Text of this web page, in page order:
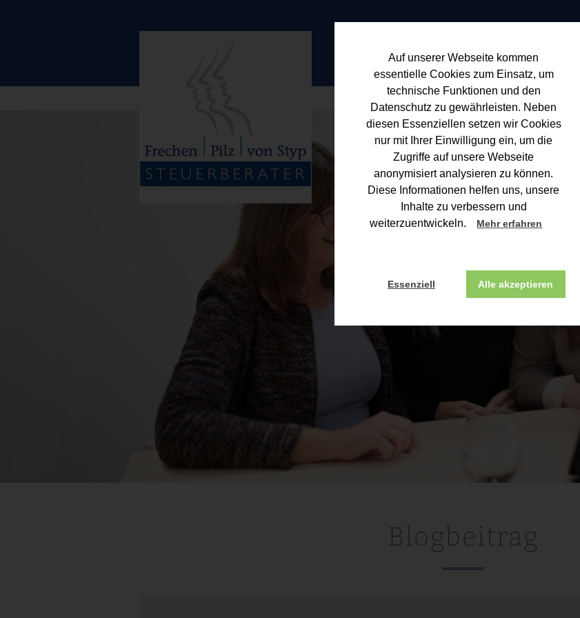
Auf unserer Webseite kommen
essentielle Cookies zum Einsatz, um
technische Funktionen und den
Datenschutz zu gewährleisten. Neben
diesen Essenziellen setzen wir Cookies
nur mit Ihrer Einwilligung ein, um die
Zugriffe auf unsere Webseite
anonymisiert analysieren zu können.
Diese Informationen helfen uns, unsere
Inhalte zu verbessern und
weiterzuentwickeln.
Mehr erfahren
Essenziell Alle akzeptieren
Home Kanzlei Jobs Berater Leistungen
Blogbeitrag